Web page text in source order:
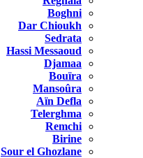
Boghni
Dar Chioukh
Sedrata
Hassi Messaoud
Djamaa
Bouïra
Mansoûra
Aïn Defla
Telerghma
Remchi
Birine
Sour el Ghozlane